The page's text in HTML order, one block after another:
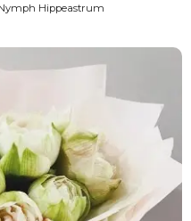
Hippeastrum